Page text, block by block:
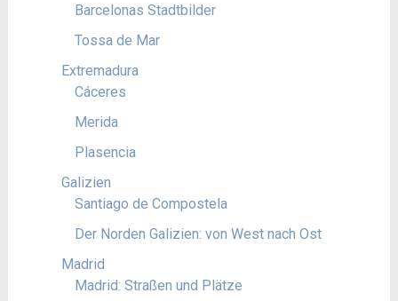
Barcelonas Stadtbilder
Tossa de Mar
Extremadura
Cáceres
Merida
Plasencia
Galizien
Santiago de Compostela
Der Norden Galizien: von West nach Ost
Madrid
Madrid: Straßen und Plätze